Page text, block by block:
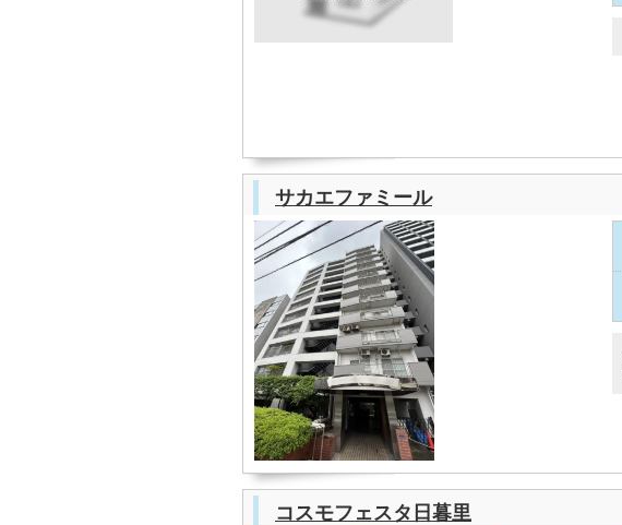
サカエファミール
コスモフェスタ日暮里